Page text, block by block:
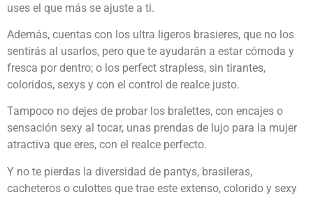
uses el que más se ajuste a ti.
Además, cuentas con los ultra ligeros brasieres, que no los
sentirás al usarlos, pero que te ayudarán a estar cómoda y
fresca por dentro; o los perfect strapless, sin tirantes,
coloridos, sexys y con el control de realce justo.
Tampoco no dejes de probar los bralettes, con encajes o
sensación sexy al tocar, unas prendas de lujo para la mujer
atractiva que eres, con el realce perfecto.
Y no te pierdas la diversidad de pantys, brasileras,
cacheteros o culottes que trae este extenso, colorido y sexy